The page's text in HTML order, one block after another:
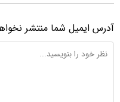
آدرس ایمیل شما منتشر